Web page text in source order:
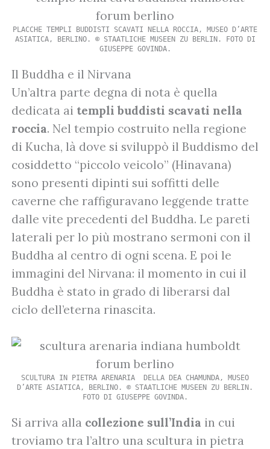
PLACCHE TEMPLI BUDDISTI SCAVATI NELLA ROCCIA, MUSEO D’ARTE
ASIATICA, BERLINO. © STAATLICHE MUSEEN ZU BERLIN. FOTO DI
GIUSEPPE GOVINDA.
Il Buddha e il Nirvana
Un’altra parte degna di nota è quella
dedicata ai templi buddisti scavati nella
roccia. Nel tempio costruito nella regione
di Kucha, là dove si sviluppò il Buddismo del
cosiddetto “piccolo veicolo” (Hinavana)
sono presenti dipinti sui soffitti delle
caverne che raffiguravano leggende tratte
dalle vite precedenti del Buddha. Le pareti
laterali per lo più mostrano sermoni con il
Buddha al centro di ogni scena. E poi le
immagini del Nirvana: il momento in cui il
Buddha è stato in grado di liberarsi dal
ciclo dell’eterna rinascita.
SCULTURA IN PIETRA ARENARIA DELLA DEA CHAMUNDA, MUSEO
D’ARTE ASIATICA, BERLINO. © STAATLICHE MUSEEN ZU BERLIN.
FOTO DI GIUSEPPE GOVINDA.
Si arriva alla collezione sull’India in cui
troviamo tra l’altro una scultura in pietra